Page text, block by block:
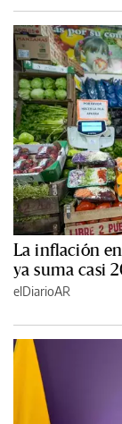
La inflación
ya suma casi
elDiarioAR